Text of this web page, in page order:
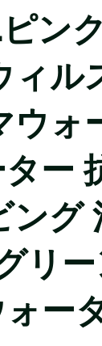
ピ
ィル
ウォ
ー
グ
グリ
ー